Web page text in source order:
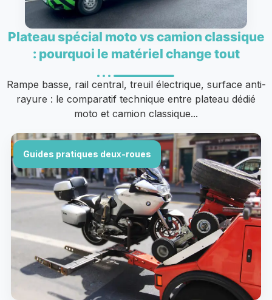
Plateau spécial moto vs camion classique
: pourquoi le matériel change tout
Rampe basse, rail central, treuil électrique, surface anti-
rayure : le comparatif technique entre plateau dédié
moto et camion classique...
Guides pratiques deux-roues